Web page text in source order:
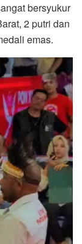
bersyukur
2 putri dan
emas.